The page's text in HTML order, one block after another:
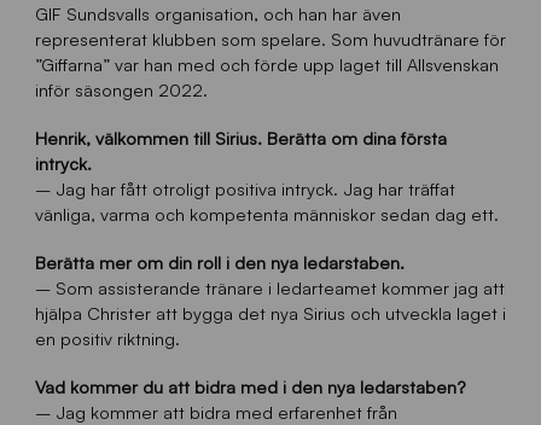
GIF Sundsvalls organisation, och han har även
representerat klubben som spelare. Som huvudtränare för
”Giffarna” var han med och förde upp laget till Allsvenskan
inför säsongen 2022.
Henrik, välkommen till Sirius. Berätta om dina första
intryck.
– Jag har fått otroligt positiva intryck. Jag har träffat
vänliga, varma och kompetenta människor sedan dag ett.
Berätta mer om din roll i den nya ledarstaben.
– Som assisterande tränare i ledarteamet kommer jag att
hjälpa Christer att bygga det nya Sirius och utveckla laget i
en positiv riktning.
Vad kommer du att bidra med i den nya ledarstaben?
– Jag kommer att bidra med erfarenhet från